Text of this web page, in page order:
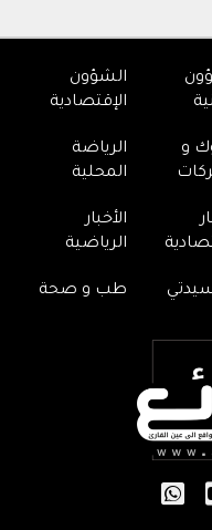
الشؤون
الإقتصادية
و
الرياضة
المحلية
الأخبار
الرياضية
طب و صحة